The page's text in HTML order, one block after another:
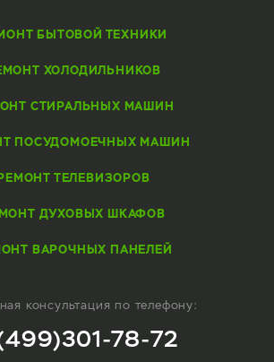
БЫТОВОЙ ТЕХНИКИ
ХОЛОДИЛЬНИКОВ
СТИРАЛЬНЫХ МАШИН
ПОСУДОМОЕЧНЫХ МАШИН
ТЕЛЕВИЗОРОВ
ДУХОВЫХ ШКАФОВ
ВАРОЧНЫХ ПАНЕЛЕЙ
консультация по телефону:
78-72